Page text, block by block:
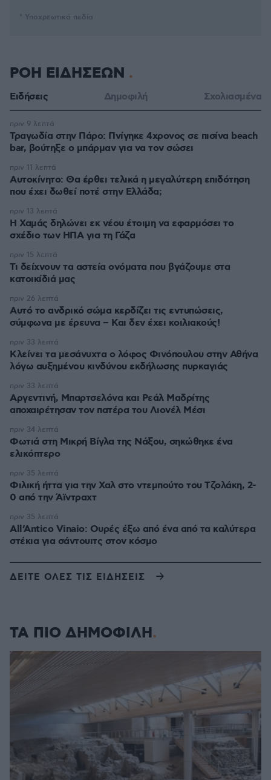
* Υποχρεωτικά πεδία
ΡΟΗ ΕΙΔΗΣΕΩΝ
Ειδήσεις Δημοφιλή Σχολιασμένα
Τραγωδία στην Πάρο: Πνίγηκε 4χρονος σε πισίνα beach
bar, βούτηξε ο μπάρμαν για να τον σώσει
πριν 9 λεπτά
Αυτοκίνητο: Θα έρθει τελικά η μεγαλύτερη επιδότηση
που έχει δωθεί ποτέ στην Ελλάδα;
πριν 11 λεπτά
Η Χαμάς δηλώνει εκ νέου έτοιμη να εφαρμόσει το
σχέδιο των ΗΠΑ για τη Γάζα
πριν 13 λεπτά
Τι δείχνουν τα αστεία ονόματα που βγάζουμε στα
κατοικίδιά μας
πριν 15 λεπτά
Αυτό το ανδρικό σώμα κερδίζει τις εντυπώσεις,
σύμφωνα με έρευνα – Και δεν έχει κοιλιακούς!
πριν 26 λεπτά
Κλείνει τα μεσάνυχτα ο λόφος Φινόπουλου στην Αθήνα
λόγω αυξημένου κινδύνου εκδήλωσης πυρκαγιάς
πριν 33 λεπτά
Αργεντινή, Μπαρτσελόνα και Ρεάλ Μαδρίτης
αποχαιρέτησαν τον πατέρα του Λιονέλ Μέσι
πριν 33 λεπτά
Φωτιά στη Μικρή Βίγλα της Νάξου, σηκώθηκε ένα
ελικόπτερο
πριν 34 λεπτά
Φιλική ήττα για την Χαλ στο ντεμπούτο του Τζολάκη, 2-
0 από την Άϊντραχτ
πριν 35 λεπτά
All’Antico Vinaio: Ουρές έξω από ένα από τα καλύτερα
στέκια για σάντουιτς στον κόσμο
πριν 35 λεπτά
ΔΕΙΤΕ ΟΛΕΣ ΤΙΣ ΕΙΔΗΣΕΙΣ
ΤΑ ΠΙΟ ΔΗΜΟΦΙΛΗ